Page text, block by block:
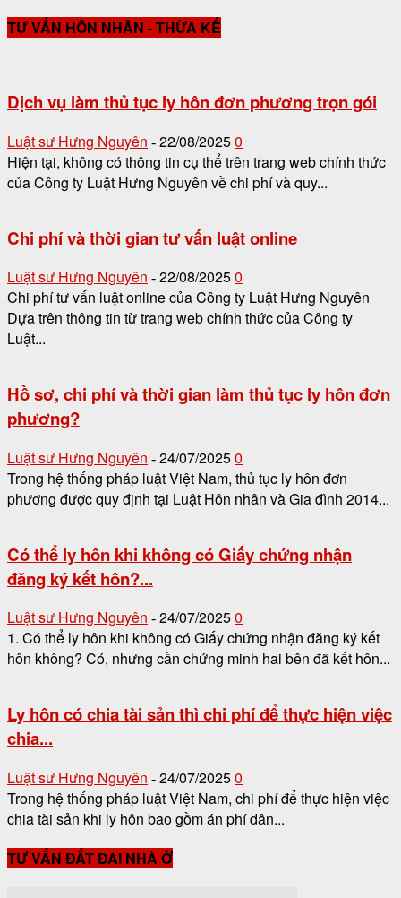
TƯ VẤN HÔN NHÂN - THỪA KẾ
Dịch vụ làm thủ tục ly hôn đơn phương trọn gói
Luật sư Hưng Nguyên - 22/08/20250
Hiện tại, không có thông tin cụ thể trên trang web chính thức
của Công ty Luật Hưng Nguyên về chi phí và quy...
Chi phí và thời gian tư vấn luật online
Luật sư Hưng Nguyên - 22/08/20250
Chi phí tư vấn luật online của Công ty Luật Hưng Nguyên
Dựa trên thông tin từ trang web chính thức của Công ty
Luật...
Hồ sơ, chi phí và thời gian làm thủ tục ly hôn đơn
phương?
Luật sư Hưng Nguyên - 24/07/20250
Trong hệ thống pháp luật Việt Nam, thủ tục ly hôn đơn
phương được quy định tại Luật Hôn nhân và Gia đình 2014...
Có thể ly hôn khi không có Giấy chứng nhận
đăng ký kết hôn?...
Luật sư Hưng Nguyên - 24/07/20250
1. Có thể ly hôn khi không có Giấy chứng nhận đăng ký kết
hôn không? Có, nhưng cần chứng minh hai bên đã kết hôn...
Ly hôn có chia tài sản thì chi phí để thực hiện việc
chia...
Luật sư Hưng Nguyên - 24/07/20250
Trong hệ thống pháp luật Việt Nam, chi phí để thực hiện việc
chia tài sản khi ly hôn bao gồm án phí dân...
TƯ VẤN ĐẤT ĐAI NHÀ Ở